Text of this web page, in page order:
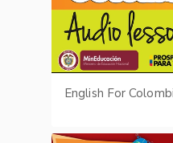
English For